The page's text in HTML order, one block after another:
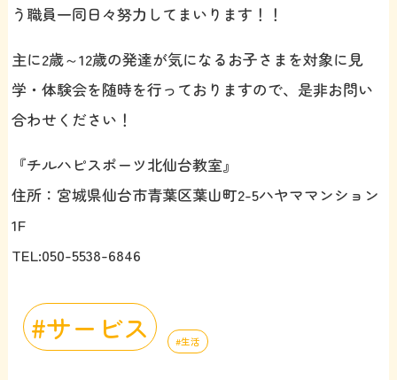
う職員一同日々努力してまいります！！
主に2歳～12歳の発達が気になるお子さまを対象に見
学・体験会を随時を行っておりますので、是非お問い
合わせください！
『チルハピスポーツ北仙台教室』
住所：宮城県仙台市青葉区葉山町2-5ハヤママンション
1F
TEL:050-5538-6846
サービス 生活